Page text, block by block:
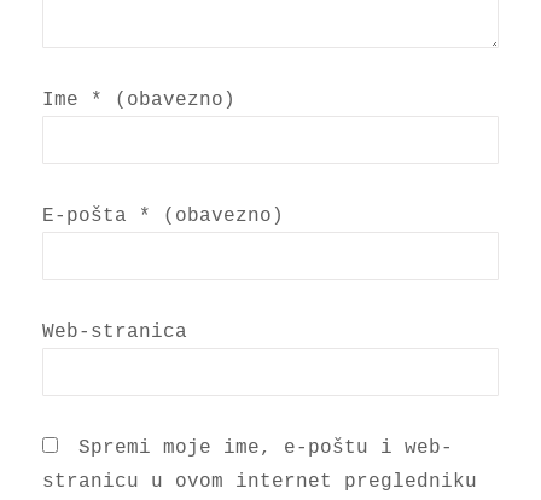
Ime * (obavezno)
E-pošta * (obavezno)
Web-stranica
Spremi moje ime, e-poštu i web-
stranicu u ovom internet pregledniku